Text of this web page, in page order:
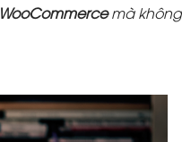
WooCommercemà không